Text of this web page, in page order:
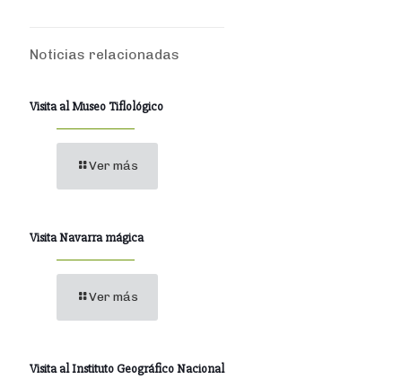
Noticias relacionadas
Visita al Museo Tiflológico
Ver más
Visita Navarra mágica
Ver más
Visita al Instituto Geográfico Nacional